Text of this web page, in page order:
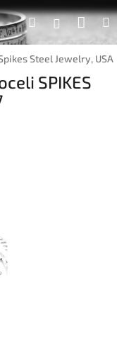
Hledat
Steel Jewelry, USA
SPIKES